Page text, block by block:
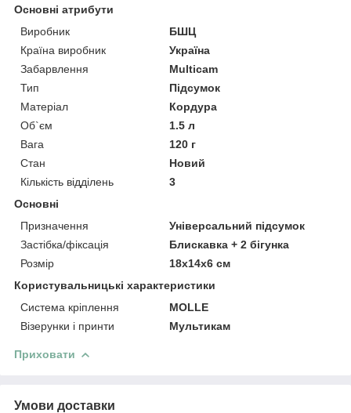
Основні атрибути
Виробник
БШЦ
Країна виробник
Україна
Забарвлення
Multicam
Тип
Підсумок
Матеріал
Кордура
Об`єм
1.5 л
Вага
120 г
Стан
Новий
Кількість відділень
3
Основні
Призначення
Універсальний підсумок
Застібка/фіксація
Блискавка + 2 бігунка
Розмір
18х14х6 см
Користувальницькі характеристики
Система кріплення
MOLLE
Візерунки і принти
Мультикам
Приховати
Умови доставки